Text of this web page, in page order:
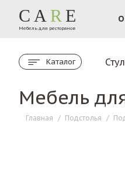
CA R E
Мебель для ресторанов
Каталог
Мебель
Главная / Подстолья /